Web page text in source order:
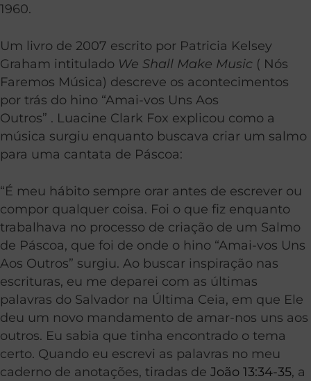
1960.
Um livro de 2007 escrito por Patricia Kelsey
Graham intitulado We Shall Make Music ( Nós
Faremos Música) descreve os acontecimentos
por trás do hino “Amai-vos Uns Aos
Outros” . Luacine Clark Fox explicou como a
música surgiu enquanto buscava criar um salmo
para uma cantata de Páscoa:
“É meu hábito sempre orar antes de escrever ou
compor qualquer coisa. Foi o que fiz enquanto
trabalhava no processo de criação de um Salmo
de Páscoa, que foi de onde o hino “Amai-vos Uns
Aos Outros” surgiu. Ao buscar inspiração nas
escrituras, eu me deparei com as últimas
palavras do Salvador na Última Ceia, em que Ele
deu um novo mandamento de amar-nos uns aos
outros. Eu sabia que tinha encontrado o tema
certo. Quando eu escrevi as palavras no meu
caderno de anotações, tiradas de João 13:34-35, a